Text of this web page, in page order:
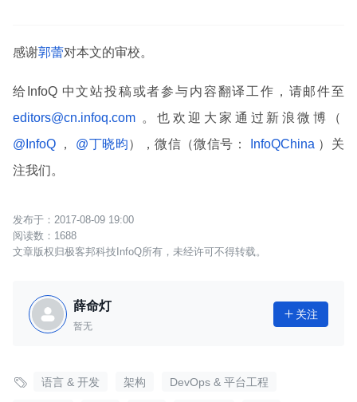
感谢郭蕾对本文的审校。
给InfoQ 中文站投稿或者参与内容翻译工作，请邮件至
editors@cn.infoq.com 。也欢迎大家通过新浪微博（
@InfoQ
， @丁晓昀），微信（微信号： InfoQChina ）关
注我们。
2017-08-09 19:00
1688
文章版权归极客邦科技InfoQ所有，未经许可不得转载。
薛命灯
暂无
 关注
 语言 & 开发 架构 DevOps & 平台工程